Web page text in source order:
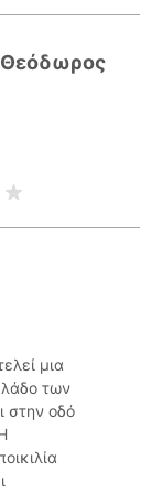
Θεόδωρος
μια
των
στην οδό